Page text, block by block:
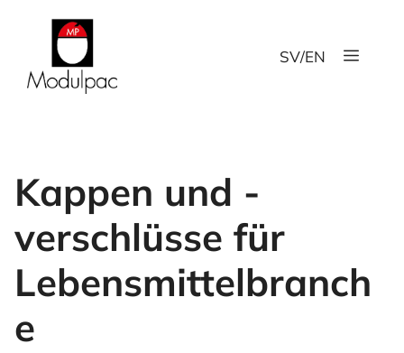
springen
SV/EN Menü
Kappen und -
verschlüsse für
Lebensmittelbranch
e